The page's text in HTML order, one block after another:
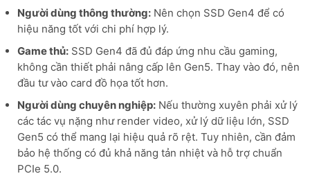
Người dùng thông thường:Nên chọn SSD Gen4 để có
hiệu năng tốt với chi phí hợp lý.
Game thủ:SSD Gen4 đã đủ đáp ứng nhu cầu gaming,
không cần thiết phải nâng cấp lên Gen5. Thay vào đó, nên
đầu tư vào card đồ họa tốt hơn.
Người dùng chuyên nghiệp:Nếu thường xuyên phải xử lý
các tác vụ nặng như render video, xử lý dữ liệu lớn, SSD
Gen5 có thể mang lại hiệu quả rõ rệt. Tuy nhiên, cần đảm
bảo hệ thống có đủ khả năng tản nhiệt và hỗ trợ chuẩn
PCIe 5.0.